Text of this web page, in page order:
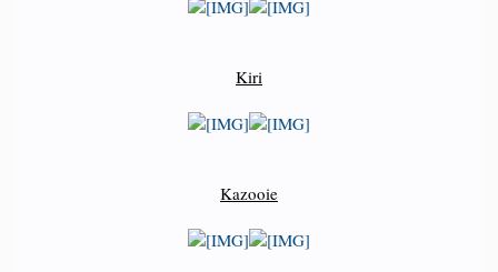
Kiri
Kazooie